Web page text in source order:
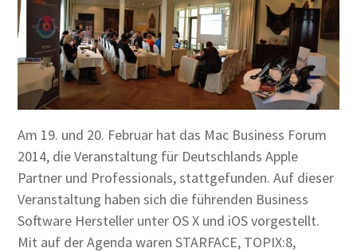
Am 19. und 20. Februar hat das Mac Business Forum
2014, die Veranstaltung für Deutschlands Apple
Partner und Professionals, stattgefunden. Auf dieser
Veranstaltung haben sich die führenden Business
Software Hersteller unter OS X und iOS vorgestellt.
Mit auf der Agenda waren STARFACE, TOPIX:8,